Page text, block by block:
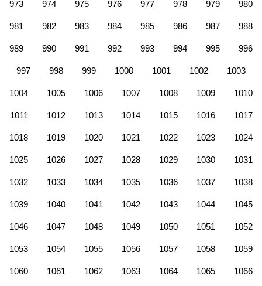
973 974 975 976 977 978 979 980
981 982 983 984 985 986 987 988
989 990 991 992 993 994 995 996
997 998 999 1000 1001 1002 1003
1004 1005 1006 1007 1008 1009 1010
1011 1012 1013 1014 1015 1016 1017
1018 1019 1020 1021 1022 1023 1024
1025 1026 1027 1028 1029 1030 1031
1032 1033 1034 1035 1036 1037 1038
1039 1040 1041 1042 1043 1044 1045
1046 1047 1048 1049 1050 1051 1052
1053 1054 1055 1056 1057 1058 1059
1060 1061 1062 1063 1064 1065 1066